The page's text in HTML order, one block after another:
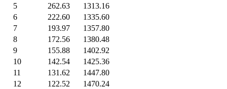
5
262.63
1313.16
6
222.60
1335.60
7
193.97
1357.80
8
172.56
1380.48
9
155.88
1402.92
10
142.54
1425.36
11
131.62
1447.80
12
122.52 1470.24